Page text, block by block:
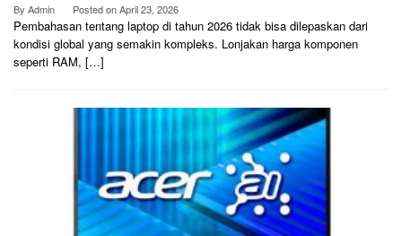
By Admin Posted onApril 23, 2026
Pembahasan tentang laptop di tahun 2026 tidak bisa dilepaskan dari
kondisi global yang semakin kompleks. Lonjakan harga komponen
seperti RAM, […]